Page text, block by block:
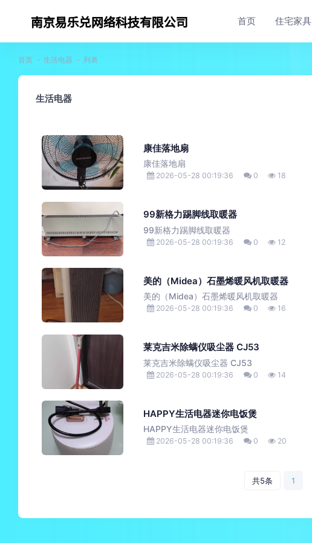
首页 住宅家具
首页 生活电器 列表
生活电器
康佳落地扇
康佳落地扇
2026-05-28 00:19:36 0 18
99新格力踢脚线取暖器
99新格力踢脚线取暖器
2026-05-28 00:19:36 0 12
美的（Midea）石墨烯暖风机取暖器
美的（Midea）石墨烯暖风机取暖器
2026-05-28 00:19:36 0 16
莱克吉米除螨仪吸尘器 CJ53
莱克吉米除螨仪吸尘器 CJ53
2026-05-28 00:19:36 0 14
HAPPY生活电器迷你电饭煲
HAPPY生活电器迷你电饭煲
2026-05-28 00:19:36 0 20
共5条 1